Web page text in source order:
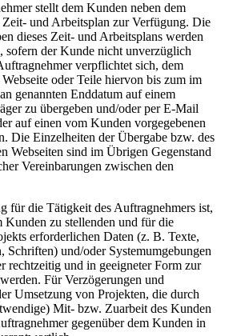
stellt dem Kunden neben dem
und Arbeitsplan zur Verfügung. Die
dieses Zeit- und Arbeitsplans werden
sofern der Kunde nicht unverzüglich
verpflichtet sich, dem
oder Teile hiervon bis zum im
genannten Enddatum auf einem
zu übergeben und/oder per E-Mail
auf einen vom Kunden vorgegebenen
Die Einzelheiten der Übergabe bzw. des
Webseiten sind im Übrigen Gegenstand
Vereinbarungen zwischen den
für die Tätigkeit des Auftragnehmers ist,
Kunden zu stellenden und für die
erforderlichen Daten (z. B. Texte,
Schriften) und/oder Systemumgebungen
rechtzeitig und in geeigneter Form zur
Für Verzögerungen und
Umsetzung von Projekten, die durch
Mit- bzw. Zuarbeit des Kunden
gegenüber dem Kunden in